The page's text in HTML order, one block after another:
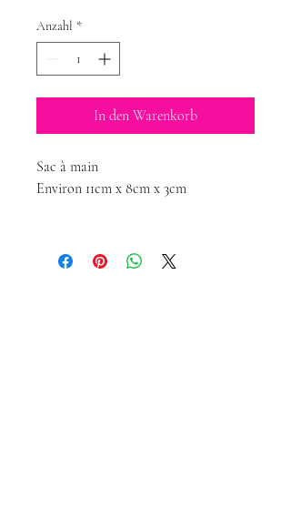
Anzahl *
In den Warenkorb
Sac à main
Environ 11cm x 8cm x 3cm